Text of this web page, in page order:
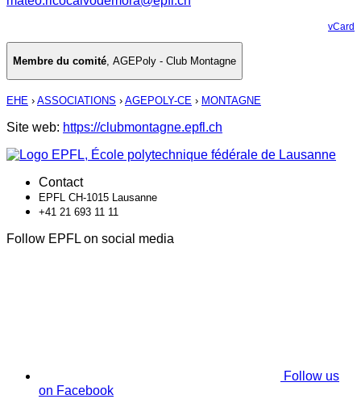
vCard
Membre du comité, AGEPoly - Club Montagne
EHE › ASSOCIATIONS › AGEPOLY-CE › MONTAGNE
Site web: https://clubmontagne.epfl.ch
Contact
EPFL CH-1015 Lausanne
+41 21 693 11 11
Follow EPFL on social media
Follow us
on Facebook